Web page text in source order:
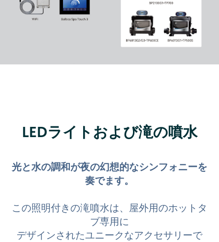
LEDライトおよび滝の噴水
光と水の調和が夜の幻想的なシンフォニーを
奏でます。
この照明付きの滝噴水は、屋外用のホットタ
ブ専用に
デザインされたユニークなアクセサリーで